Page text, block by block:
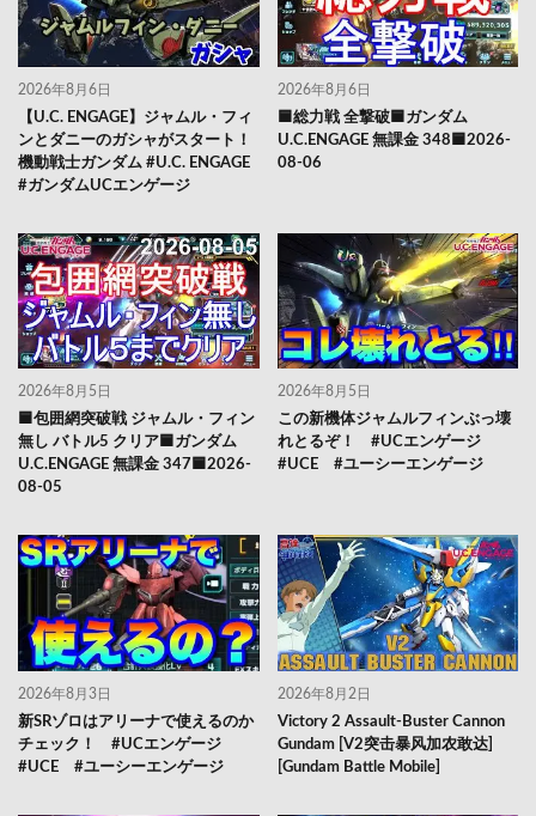
2026年8月6日
【U.C. ENGAGE】ジャムル・フィ
ンとダニーのガシャがスタート！
機動戦士ガンダム #U.C. ENGAGE
#ガンダムUCエンゲージ
2026年8月6日
🟦総力戦 全撃破🟦ガンダム
U.C.ENGAGE 無課金 348🟦2026-
08-06
2026年8月5日
🟦包囲網突破戦 ジャムル・フィン
無し バトル5 クリア🟦ガンダム
U.C.ENGAGE 無課金 347🟦2026-
08-05
2026年8月5日
この新機体ジャムルフィンぶっ壊
れとるぞ！ #UCエンゲージ
#UCE #ユーシーエンゲージ
2026年8月3日
新SRゾロはアリーナで使えるのか
チェック！ #UCエンゲージ
#UCE #ユーシーエンゲージ
2026年8月2日
Victory 2 Assault-Buster Cannon
Gundam [V2突击暴风加农敢达]
[Gundam Battle Mobile]